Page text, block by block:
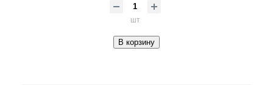
шт
В корзину